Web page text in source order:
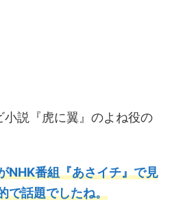
説『虎に翼』のよね役の
NHK番組『あさイチ』で見
で話題でしたね。